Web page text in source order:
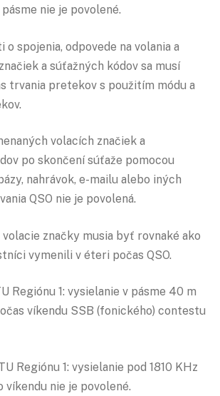
nie je povolené.
o spojenia, odpovede na volania a
a súťažných kódov sa musí
trvania pretekov s použitím módu a
volacích značiek a
po skončení súťaže pomocou
nahrávok, e-mailu alebo iných
QSO nie je povolená.
volacie značky musia byť rovnaké ako
vymenili v éteri počas QSO.
Regiónu 1: vysielanie v pásme 40 m
víkendu SSB (fonického) contestu
Regiónu 1: vysielanie pod 1810 KHz
víkendu nie je povolené.